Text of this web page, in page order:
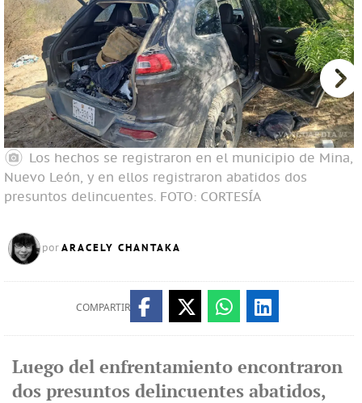
Los hechos se registraron en el municipio de Mina,
Nuevo León, y en ellos registraron abatidos dos
presuntos delincuentes. FOTO: CORTESÍA
por ARACELY CHANTAKA
COMPARTIR
Luego del enfrentamiento encontraron
dos presuntos delincuentes abatidos,